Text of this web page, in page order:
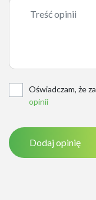
Oświadczam, że
opinii
Dodaj opinię